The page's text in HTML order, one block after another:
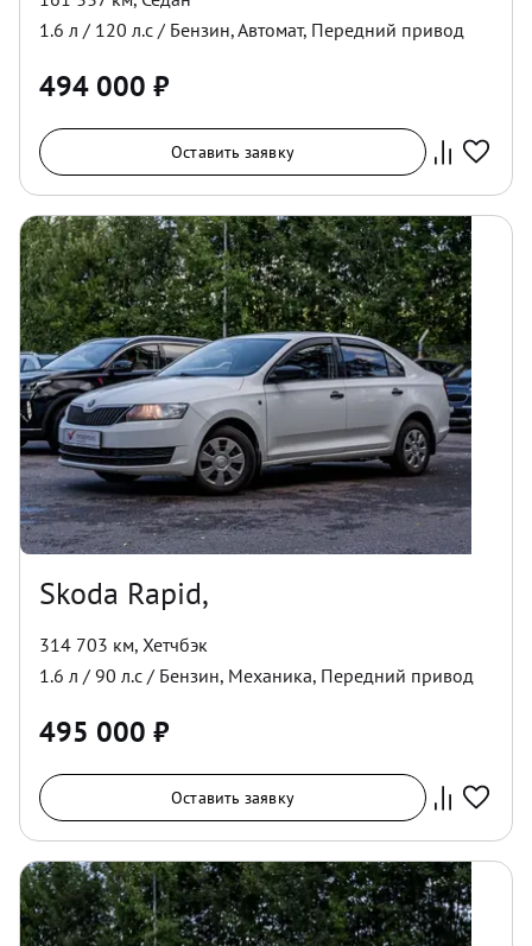
1.6 л / 120 л.с / Бензин,Автомат, Передний привод
494 000 ₽
Оставить заявку
Skoda Rapid,
314 703 км, Хетчбэк
1.6 л / 90 л.с / Бензин, Механика, Передний привод
495 000 ₽
Оставить заявку